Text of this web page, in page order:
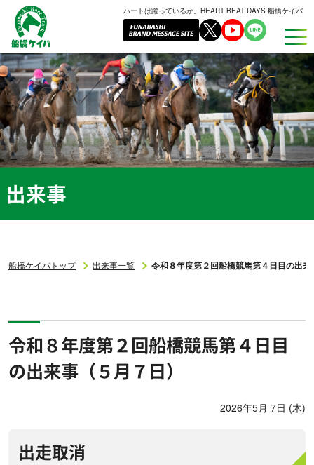
船
橋
ケ
イ
バ
ハートは躍っているか。HEART BEAT DAYS 船橋ケイバ
出来事
船橋ケイバトップ 出来事一覧 令和８年度第２回船橋競馬第４日目の出
令和８年度第２回船橋競馬第４日目
の出来事（５月７日）
2026年5月 7日 (木)
出走取消